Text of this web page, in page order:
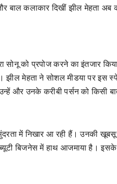
बाल कलाकार दिखीं झील मेहता अब
सोनू को प्रपोज करने का इंतजार
झील मेहता ने सोशल मीडया पर इस
और उनके करीबी पर्सन को किसी
में निखार आ रही हैं। उनकी
बिजनेस में हाथ आजमाया है।